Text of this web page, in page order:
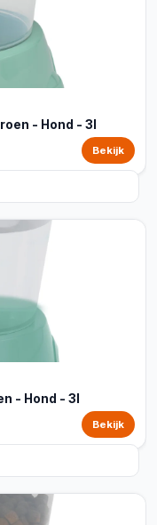
- Hond - 3l
Bekijk
- Hond - 3l
Bekijk